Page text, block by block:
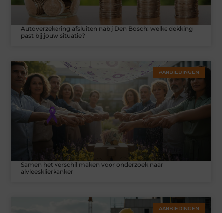
Autoverzekering afsluiten nabij Den Bosch: welke dekking
past bij jouw situatie?
AANBIEDINGEN
Samen het verschil maken voor onderzoek naar
alvleesklierkanker
AANBIEDINGEN